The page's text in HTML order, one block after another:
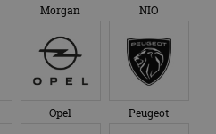
Morgan NIO
Opel Peugeot